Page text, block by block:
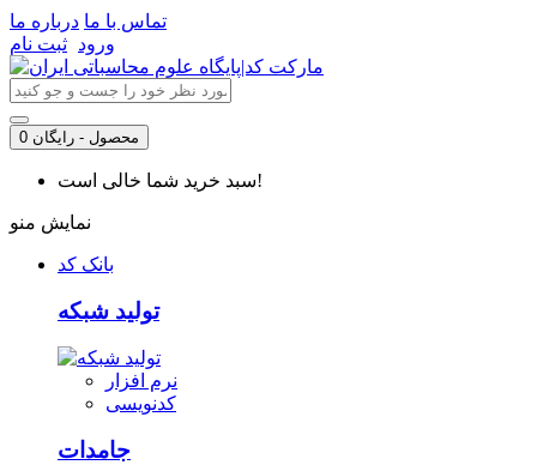
تماس با ما درباره ما
ورود ثبت نام
0 محصول - رایگان
سبد خرید شما خالی است!
نمایش منو
بانک کد
تولید شبکه
نرم افزار
کدنویسی
جامدات